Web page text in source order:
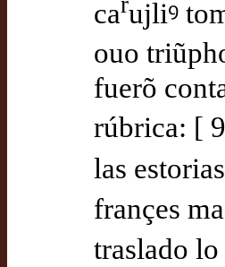
ca ujliꝰ
ouo
fuerõ
rúbrica: [
las
françes
traslado